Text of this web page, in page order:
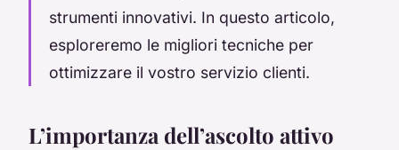
strumenti innovativi. In questo articolo,
esploreremo le migliori tecniche per
ottimizzare il vostro servizio clienti.
L’importanza dell’ascolto attivo